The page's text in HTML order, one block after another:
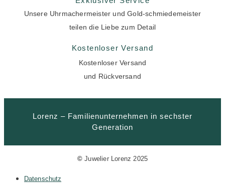
Unsere Uhrmachermeister und Gold-schmiedemeister
teilen die Liebe zum Detail
Kostenloser Versand
Kostenloser Versand
und Rückversand
Lorenz – Familienunternehmen in sechster
Generation
© Juwelier Lorenz 2025
Datenschutz